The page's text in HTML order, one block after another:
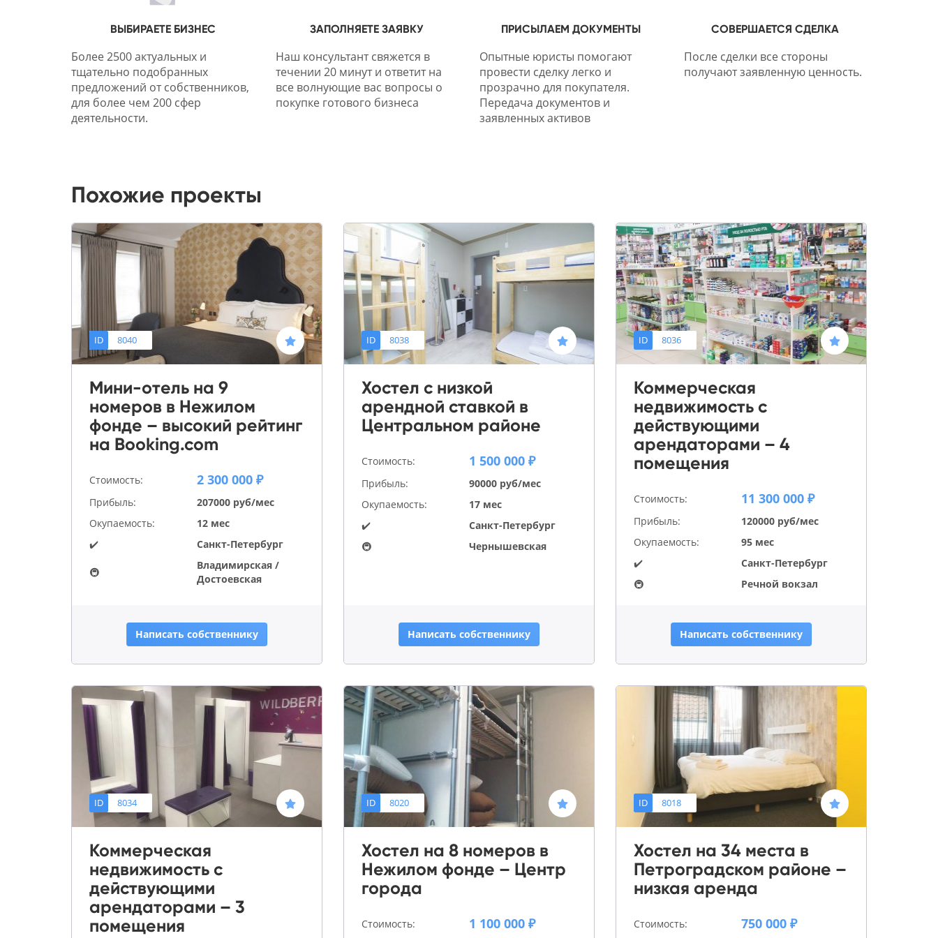
ВЫБИРАЕТЕ БИЗНЕС
Более 2500 актуальных и
тщательно подобранных
предложений от собственников,
для более чем 200 сфер
деятельности.
ЗАПОЛНЯЕТЕ ЗАЯВКУ
Наш консультант свяжется в
течении 20 минут и ответит на
все волнующие вас вопросы о
покупке готового бизнеса
ПРИСЫЛАЕМ ДОКУМЕНТЫ
Опытные юристы помогают
провести сделку легко и
прозрачно для покупателя.
Передача документов и
заявленных активов
СОВЕРШАЕТСЯ СДЕЛКА
После сделки все стороны
получают заявленную ценность.
Похожие проекты
ID 8040
Мини-отель на 9
номеров в Нежилом
фонде – высокий рейтинг
на Booking.com
Стоимость: 2 300 000 ₽
Прибыль:
207000 руб/мес
Окупаемость:
12 мес
✔️
Санкт-Петербург
🚇
Владимирская /
Достоевская
Написать собственнику
ID 8038
Хостел с низкой
арендной ставкой в
Центральном районе
Стоимость: 1 500 000 ₽
Прибыль:
90000 руб/мес
Окупаемость:
17 мес
✔️
Санкт-Петербург
🚇
Чернышевская
Написать собственнику
ID 8036
Коммерческая
недвижимость с
действующими
арендаторами – 4
помещения
Стоимость: 11 300 000 ₽
Прибыль:
120000 руб/мес
Окупаемость:
95 мес
✔️
Санкт-Петербург
🚇
Речной вокзал
Написать собственнику
ID 8034
Коммерческая
недвижимость с
действующими
арендаторами – 3
помещения
ID 8020
Хостел на 8 номеров в
Нежилом фонде – Центр
города
Стоимость: 1 100 000 ₽
ID 8018
Хостел на 34 места в
Петроградском районе –
низкая аренда
Стоимость: 750 000 ₽